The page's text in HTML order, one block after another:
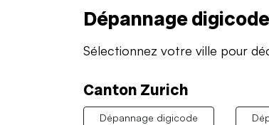
Dépannage
Sélectionnez votre ville pour
Canton Zurich
Dépannage digicode